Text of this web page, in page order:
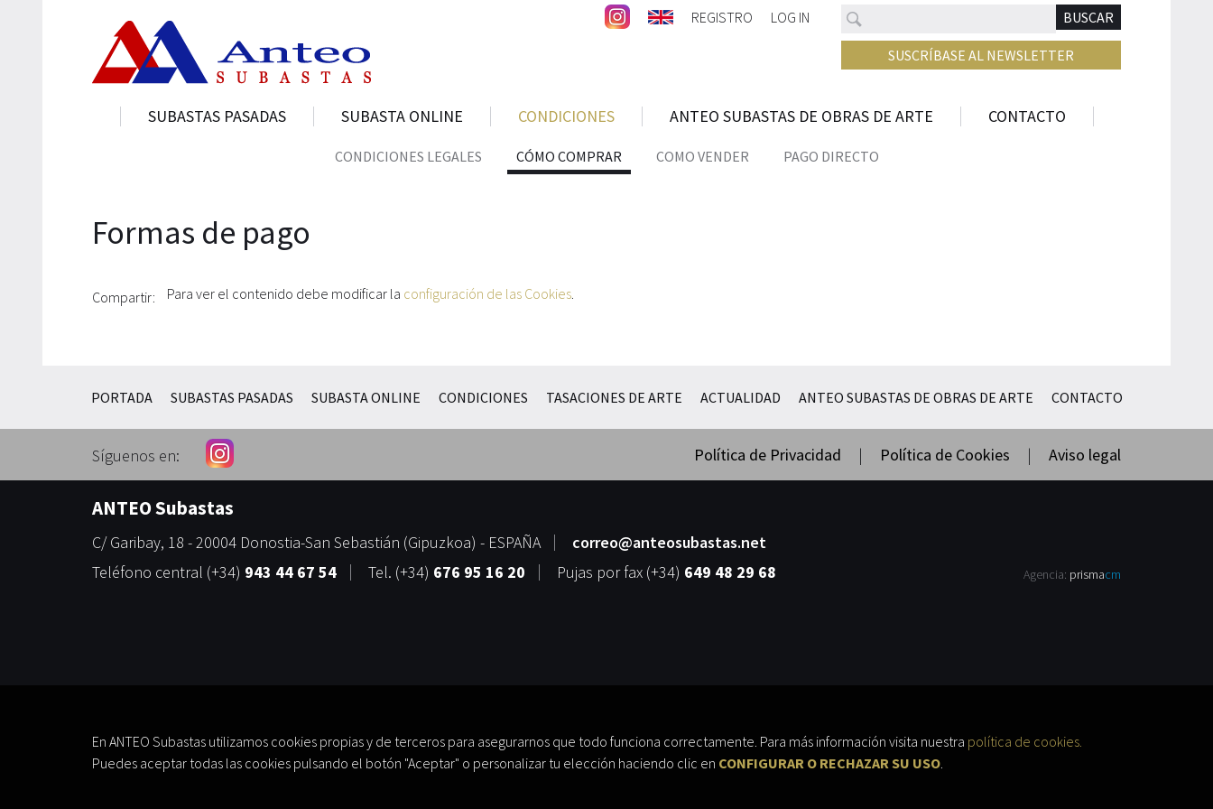
Buscar BUSCAR
REGISTRO LOG IN
SUSCRÍBASE AL NEWSLETTER
SUBASTAS PASADAS SUBASTA ONLINE CONDICIONES ANTEO SUBASTAS DE OBRAS DE ARTE CONTACTO
CONDICIONES LEGALES CÓMO COMPRAR COMO VENDER PAGO DIRECTO
Formas de pago
Compartir: Para ver el contenido debe modificar la configuración de las Cookies.
PORTADA SUBASTAS PASADAS SUBASTA ONLINE CONDICIONES TASACIONES DE ARTE ACTUALIDAD ANTEO SUBASTAS DE OBRAS DE ARTE CONTACTO
Síguenos en: Política de Privacidad | Política de Cookies | Aviso legal
ANTEO Subastas
C/ Garibay, 18 -20004 Donostia-San Sebastián (Gipuzkoa) - ESPAÑA
correo@anteosubastas.net
Teléfono central (+34) 943 44 67 54 Tel. (+34) 676 95 16 20 Pujas por fax (+34) 649 48 29 68 Agencia: prismacm
En ANTEO Subastas utilizamos cookies propias y de terceros para asegurarnos que todo funciona correctamente. Para más información visita nuestra política de cookies.
Puedes aceptar todas las cookies pulsando el botón "Aceptar" o personalizar tu elección haciendo clic en CONFIGURAR O RECHAZAR SU USO.